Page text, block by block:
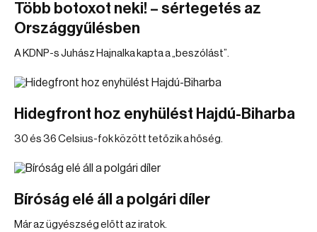
Több botoxot neki! – sértegetés az
Országgyűlésben
A KDNP-s Juhász Hajnalka kapta a „beszólást”.
Hidegfront hoz enyhülést Hajdú-Biharba
30 és 36 Celsius-fok között tetőzik a hőség.
Bíróság elé áll a polgári díler
Már az ügyészség előtt az iratok.